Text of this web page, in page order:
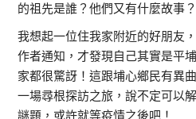
的祖先是誰？他們又有什麼故事？
我想起一位住我家附近的好朋友
作者通知，才發現自己其實是平
家都很驚訝！這跟埔心鄉民有異
一場尋根探訪之旅，說不定可以
謎題，或許就等疫情之後吧！